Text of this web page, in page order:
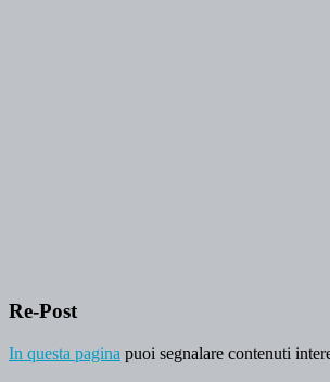
Re-Post
In questa pagina puoi segnalare contenuti